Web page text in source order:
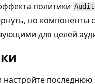
политики Audit
но компоненты
для целей
настройте